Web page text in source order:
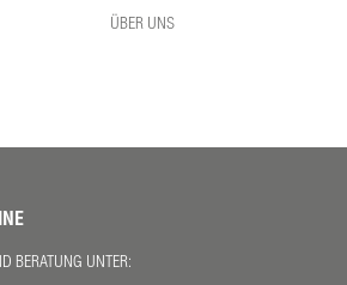
ÜBER UNS
BERATUNG UNTER: